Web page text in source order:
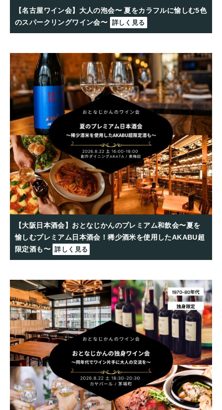
【名古屋ワイン会】大人の泡会〜 夏をカラフルに愉しむ5色
のスパークリングワイン会〜 詳しく見る
【大阪日本酒会】おとなじかんのプレミアム和飲会〜夏を
愉しむプレミアム日本酒会！稀少酒米を使用したAKABU超
限定酒も〜 詳しく見る